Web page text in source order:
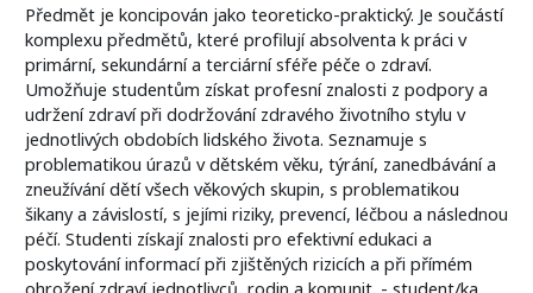
Předmět je koncipován jako teoreticko-praktický. Je součástí
komplexu předmětů, které profilují absolventa k práci v
primární, sekundární a terciární sféře péče o zdraví.
Umožňuje studentům získat profesní znalosti z podpory a
udržení zdraví při dodržování zdravého životního stylu v
jednotlivých obdobích lidského života. Seznamuje s
problematikou úrazů v dětském věku, týrání, zanedbávání a
zneužívání dětí všech věkových skupin, s problematikou
šikany a závislostí, s jejími riziky, prevencí, léčbou a následnou
péčí. Studenti získají znalosti pro efektivní edukaci a
poskytování informací při zjištěných rizicích a při přímém
ohrožení zdraví jednotlivců, rodin a komunit. - student/ka